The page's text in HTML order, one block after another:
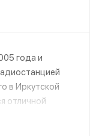
года и
в Иркутской
отличной
узнать о